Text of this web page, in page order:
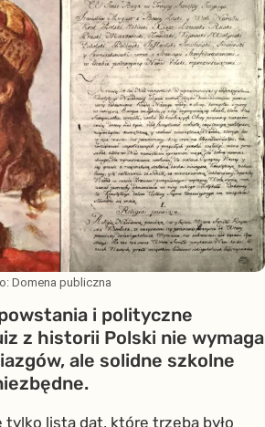
Domena publiczna
i polityczne
z historii Polski nie wymaga
ale solidne szkolne
tylko lista dat, które trzeba było